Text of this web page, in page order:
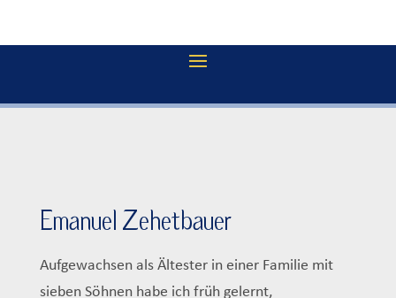
Emanuel Zehetbauer
Aufgewachsen als Ältester in einer Familie mit
sieben Söhnen habe ich früh gelernt,